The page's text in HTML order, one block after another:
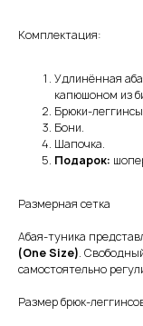
Комплектация:
Удлинённая
капюшоном из
Брюки-
Бони.
Шапочка.
Подарок:
Размерная сетка
Абая-туника
(One Size).
самостоятельно
Размер брюк-